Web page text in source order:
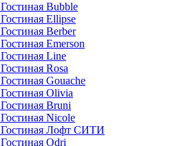
Гостиная Bubble
Гостиная Ellipse
Гостиная Berber
Гостиная Emerson
Гостиная Line
Гостиная Rosa
Гостиная Gouache
Гостиная Olivia
Гостиная Bruni
Гостиная Nicole
Гостиная Лофт СИТИ
Гостиная Odri